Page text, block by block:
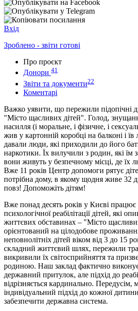
Вхід
Зроблено - звіти готові
Про проєкт
Донори 41
Звіти та документи22
Коментарі
Важко уявити, що пережили підопічні
"Місто щасливих дітей". Голод,
насилля (і моральне, і фізичне, і
жив у картонній коробці на балконі і
давали люди, які приходили до його
наркотики. Їх вилучили з родин, які їм
вони живуть у безпечному місці, де їх
Вже 11 років Центр допомоги рятує
потрібна дому, в якому щодня живе 32
повз! Допоможіть дітям!
Вже понад десять років у Києві працює
психологічної реабілітації дітей, які
життєвих обставинах – "Місто
орієнтований на цілодобове
неповнолітніх дітей віком від 3 до 15
складний життєвий шлях, пережили
викривили їх світосприйняття та
родиною. Наш заклад фактично
державний притулок, але підхід до
відрізняється кардинально. Передусім,
індивідуальний підхід до кожної
забезпечити державна система.